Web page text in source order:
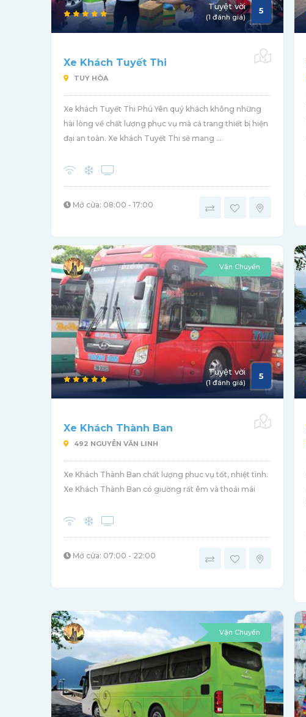
Tuyệt vời
(1 đánh giá)
5
Xe Khách Tuyết Thi
TUY HÒA
Xe khách Tuyết Thi Phú Yên quý khách không những
hài lòng về chất lượng phục vụ mà cả trang thiết bị hiện
đại an toàn. Xe khách Tuyết Thi sẽ mang ...
Mở cửa: 08:00 - 17:00
Vận Chuyển
Tuyệt vời
(1 đánh giá)
5
Xe Khách Thành Ban
492 NGUYỄN VĂN LINH
Xe Khách Thành Ban chất lượng phuc vụ tốt, nhiệt tình.
Xe Khách Thành Ban có giường rất êm và thoải mái
Mở cửa: 07:00 - 22:00
Vận Chuyển